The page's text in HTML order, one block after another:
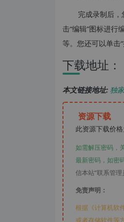
完成录制后
击“编辑”图标进行
等。您还可以单击
下载地址：
本文链接地址: 独
资源下载
此资源下载价
如需解压密码，
最新密码，如密
信本站”联系管
免责声明：
根据《计算机软
或者存储软件等